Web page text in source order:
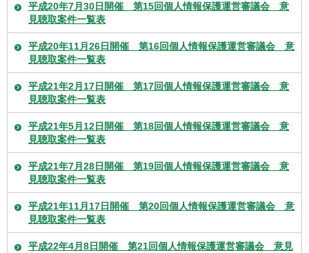
平成20年7月30日開催 第15回個人情報保護運営審議会 意
見聴取案件一覧表
平成20年11月26日開催 第16回個人情報保護運営審議会 意
見聴取案件一覧表
平成21年2月17日開催 第17回個人情報保護運営審議会 意
見聴取案件一覧表
平成21年5月12日開催 第18回個人情報保護運営審議会 意
見聴取案件一覧表
平成21年7月28日開催 第19回個人情報保護運営審議会 意
見聴取案件一覧表
平成21年11月17日開催 第20回個人情報保護運営審議会 意
見聴取案件一覧表
平成22年4月8日開催 第21回個人情報保護運営審議会 意見